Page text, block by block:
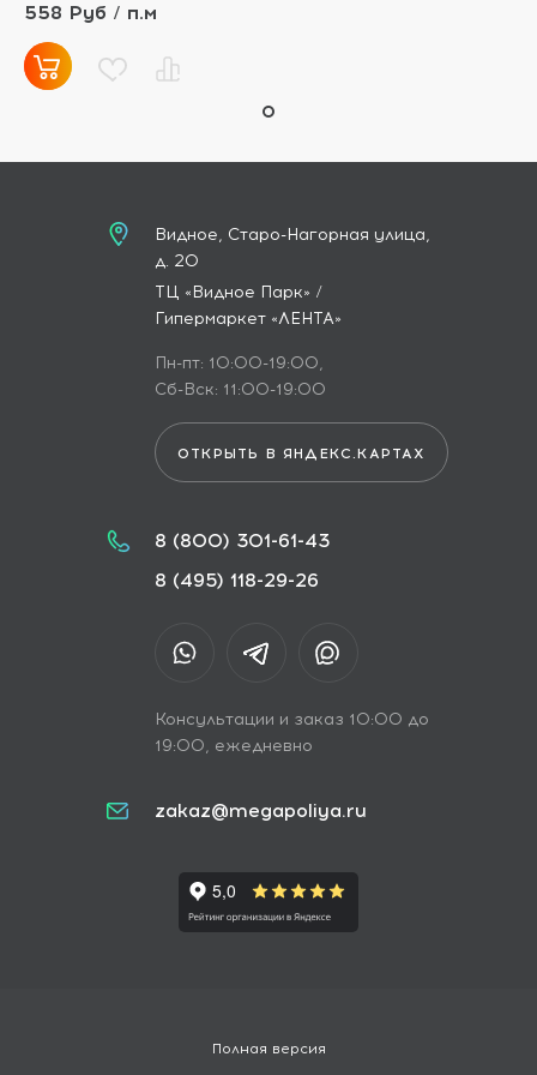
558 Руб / п.м
Видное, Старо-Нагорная улица,
д. 20
ТЦ «Видное Парк» /
Гипермаркет «ЛЕНТА»
Пн-пт: 10:00-19:00,
Сб-Вск: 11:00-19:00
ОТКРЫТЬ В ЯНДЕКС.КАРТАХ
8 (800) 301-61-43
8 (495) 118-29-26
Консультации и заказ 10:00 до
19:00, ежедневно
zakaz@megapoliya.ru
Полная версия